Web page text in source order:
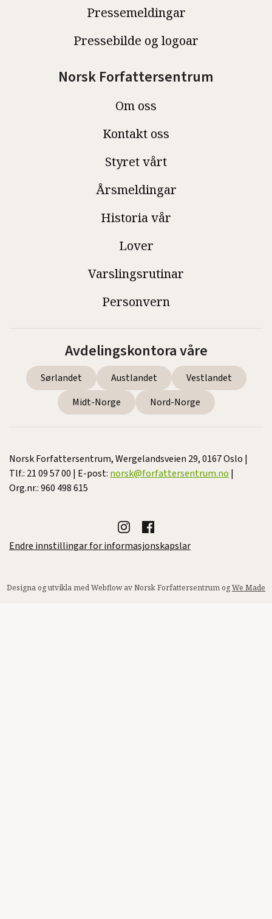
Pressemeldingar
Pressebilde og logoar
Norsk Forfattersentrum
Om oss
Kontakt oss
Styret vårt
Årsmeldingar
Historia vår
Lover
Varslingsrutinar
Personvern
Avdelingskontora våre
Sørlandet Austlandet
Vestlandet
Midt-Norge
Nord-Norge
Norsk Forfattersentrum, Wergelandsveien 29, 0167 Oslo |
Tlf.: 21 09 57 00 | E-post: norsk@forfattersentrum.no |
Org.nr.: 960 498 615
Endre innstillingar for informasjonskapslar
Designa og utvikla med Webflow av Norsk Forfattersentrum ogWe Made